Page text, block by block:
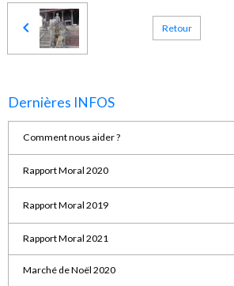
Retour
Dernières INFOS
Comment nous aider ?
Rapport Moral 2020
Rapport Moral 2019
Rapport Moral 2021
Marché de Noël 2020